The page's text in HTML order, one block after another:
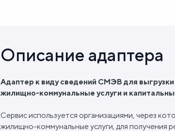
Описание адаптера
Адаптер к виду сведений СМЭВ для
жилищно-коммунальные услуги и
Сервис используется организациями, через
жилищно-коммунальные услуги, для получения